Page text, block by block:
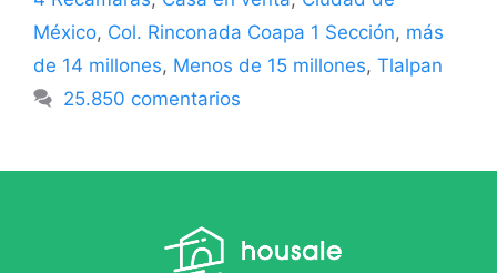
México, Col. Rinconada Coapa 1 Sección, más
de 14 millones, Menos de 15 millones, Tlalpan
25.850 comentarios